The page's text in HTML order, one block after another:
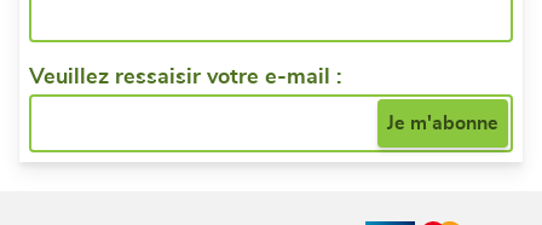
Veuillez ressaisir votre e-mail :